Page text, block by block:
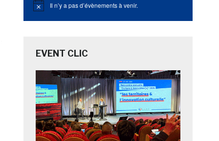
Notice Il n’y a pas d’évènements à venir.
EVENT CLIC